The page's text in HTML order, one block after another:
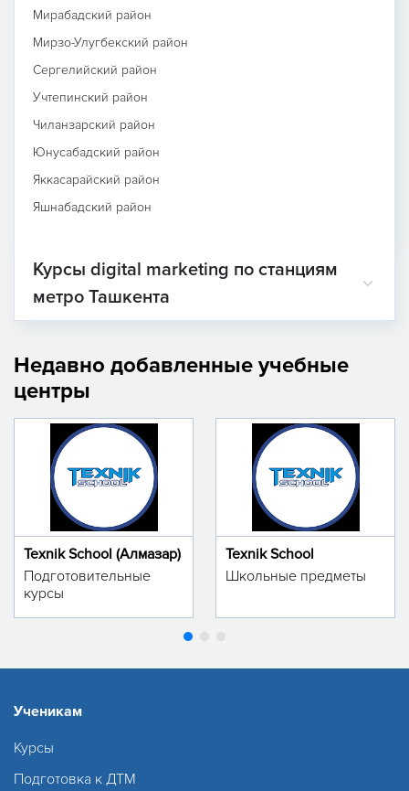
Мирабадский район
Мирзо-Улугбекский район
Сергелийский район
Учтепинский район
Чиланзарский район
Юнусабадский район
Яккасарайский район
Яшнабадский район
Курсы digital marketing по станциям
метро Ташкента
Недавно добавленные учебные
центры
Texnik School (Алмазар)
Подготовительные
курсы
Texnik School
Школьные предметы
Ученикам
Курсы
Подготовка к ДТМ